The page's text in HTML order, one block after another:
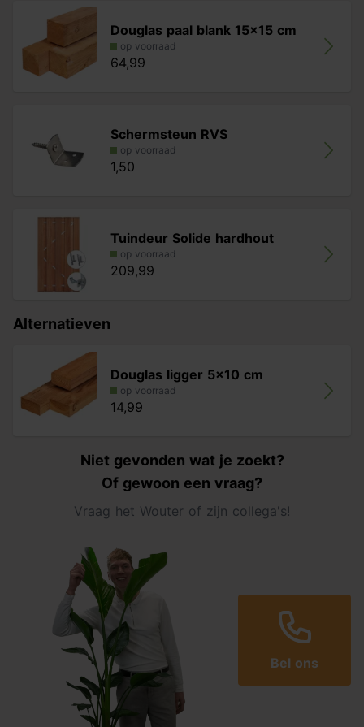
kleur behouden? Dan is ons advies dit tuinscherm te
behandelen met Remmers HK lazuur douglas.
Douglas paal blank 15x15 cm
op voorraad
64,99
Schermsteun RVS
op voorraad
1,50
Tuindeur Solide hardhout
op voorraad
209,99
Alternatieven
Douglas ligger 5x10 cm
op voorraad
14,99
Niet gevonden wat je zoekt?
Of gewoon een vraag?
Vraag het Wouter of zijn collega's!
Bel ons